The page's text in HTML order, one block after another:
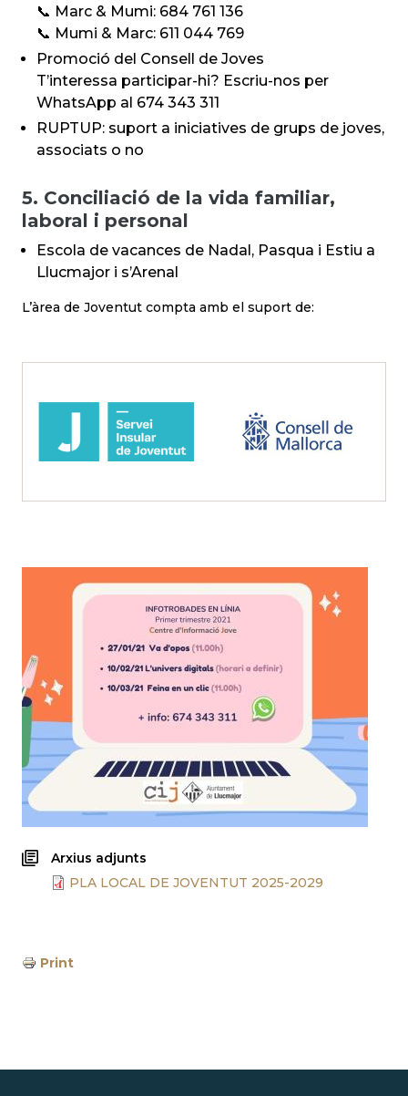
📞 Marc & Mumi: 684 761 136
📞 Mumi & Marc: 611 044 769
Promoció del Consell de Joves
T’interessa participar-hi? Escriu-nos per
WhatsApp al 674 343 311
RUPTUP: suport a iniciatives de grups de joves,
associats o no
5. Conciliació de la vida familiar,
laboral i personal
Escola de vacances de Nadal, Pasqua i Estiu a
Llucmajor i s’Arenal
L’àrea de Joventut compta amb el suport de:
Arxius adjunts
PLA LOCAL DE JOVENTUT 2025-2029
Print